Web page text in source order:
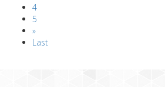
4
5
»
Last